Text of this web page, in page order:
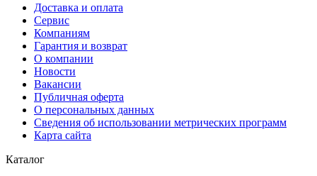
Доставка и оплата
Сервис
Компаниям
Гарантия и возврат
О компании
Новости
Вакансии
Публичная оферта
О персональных данных
Сведения об использовании метрических программ
Карта сайта
Каталог